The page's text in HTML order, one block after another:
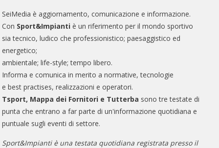
SeiMedia è aggiornamento, comunicazione e informazione.
Con Sport&Impianti è un riferimento per il mondo sportivo
sia tecnico, ludico che professionistico; paesaggistico ed
energetico;
ambientale; life-style; tempo libero.
Informa e comunica in merito a normative, tecnologie
e best practises, realizzazioni e operatori.
Tsport, Mappa dei Fornitori e Tutterba sono tre testate di
punta che entrano a far parte di un'informazione quotidiana e
puntuale sugli eventi di settore.
Sport&Impianti è una testata quotidiana registrata presso il